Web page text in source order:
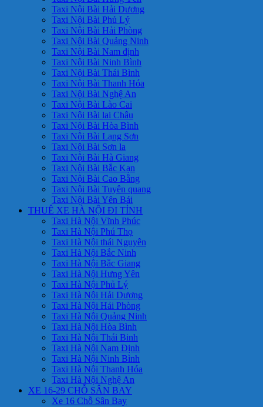
Taxi Nội Bài Hải Dương
Taxi Nội Bài Phủ Lý
Taxi Nội Bài Hải Phòng
Taxi Nội Bài Quảng Ninh
Taxi Nội Bài Nam định
Taxi Nội Bài Ninh Bình
Taxi Nội Bài Thái Bình
Taxi Nội Bài Thanh Hóa
Taxi Nội Bài Nghệ An
Taxi Nội Bài Lào Cai
Taxi Nội Bài lai Châu
Taxi Nội Bài Hòa Bình
Taxi Nội Bài Lạng Sơn
Taxi Nội Bài Sơn la
Taxi Nội Bài Hà Giang
Taxi Nội Bài Bắc Kạn
Taxi Nội Bài Cao Bằng
Taxi Nội Bài Tuyên quang
Taxi Nội Bài Yên Bái
THUÊ XE HÀ NỘI ĐI TỈNH
Taxi Hà Nội Vĩnh Phúc
Taxi Hà Nội Phú Thọ
Taxi Hà Nội thái Nguyên
Taxi Hà Nội Bắc Ninh
Taxi Hà Nội Bắc Giang
Taxi Hà Nội Hưng Yên
Taxi Hà Nội Phủ Lý
Taxi Hà Nội Hải Dương
Taxi Hà Nội Hải Phòng
Taxi Hà Nội Quảng Ninh
Taxi Hà Nội Hòa Bình
Taxi Hà Nội Thái Binh
Taxi Hà Nội Nam Định
Taxi Hà Nội Ninh Bình
Taxi Hà Nội Thanh Hóa
Taxi Hà Nội Nghệ An
XE 16-29 CHỖ SÂN BAY
Xe 16 Chỗ Sân Bay